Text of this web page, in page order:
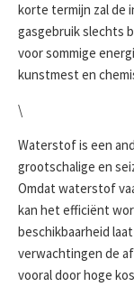
korte termijn zal de
gasgebruik slechts
voor sommige
kunstmest en
\
Waterstof is een
grootschalige en
Omdat waterstof
kan het efficiënt
beschikbaarheid
verwachtingen de
vooral door hoge